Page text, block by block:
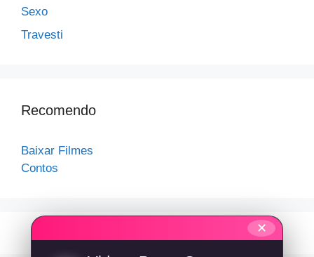
Sexo
Travesti
Recomendo
Baixar Filmes
Contos
✕